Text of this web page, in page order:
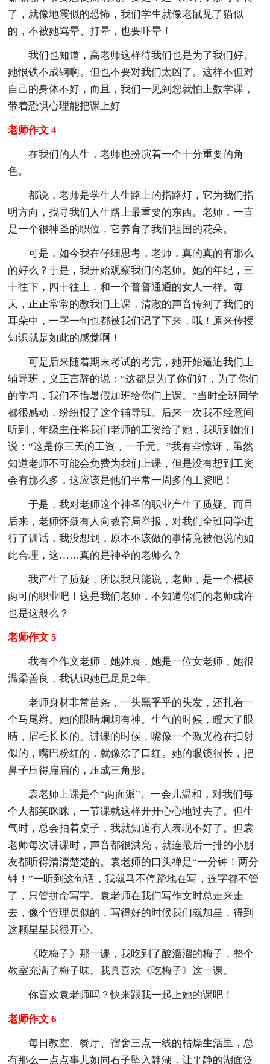
了，就像地震似的恐怖，我们学生就像老鼠见了猫似
的，不被她骂晕、打晕，也要吓晕！
我们也知道，高老师这样待我们也是为了我们好。
她恨铁不成钢啊。但也不要对我们太凶了。这样不但对
自己的身体不好，而且，我们一见到您就怕上数学课，
带着恐惧心理能把课上好
老师作文 4
在我们的人生，老师也扮演着一个十分重要的角
色。
都说，老师是学生人生路上的指路灯，它为我们指
明方向，找寻我们人生路上最重要的东西。老师，一直
是一个很神圣的职位，它养育了我们祖国的花朵。
可是，如今我在仔细思考，老师，真的真的有那么
的好么？于是，我开始观察我们的老师。她的年纪，三
十往下，四十往上，和一个普普通通的女人一样。每
天，正正常常的教我们上课，清澈的声音传到了我们的
耳朵中，一字一句也都被我们记了下来，哦！原来传授
知识就是如此的感觉啊！
可是后来随着期末考试的考完，她开始逼迫我们上
辅导班，义正言辞的说：“这都是为了你们好，为了你们
的学习，我们不惜暑假加班给你们上课。”当时全班同学
都很感动，纷纷报了这个辅导班。后来一次我不经意间
听到，年级主任将我们老师的工资给了她，我听到她们
说：“这是你三天的工资，一千元。”我有些惊讶，虽然
知道老师不可能会免费为我们上课，但是没有想到工资
会有那么多，这应该是他们平常一周多的工资吧！
于是，我对老师这个神圣的职业产生了质疑。而且
后来，老师怀疑有人向教育局举报，对我们全班同学进
行了训话，我没想到，原本不该做的事情竟被他说的如
此合理，这……真的是神圣的老师么？
我产生了质疑，所以我只能说，老师，是一个模棱
两可的职业吧！这是我们老师，不知道你们的老师或许
也是这般么？
老师作文 5
我有个作文老师，她姓袁，她是一位女老师，她很
温柔善良，我认识她已足足2年。
老师身材非常苗条，一头黑乎乎的头发，还扎着一
个马尾辫。她的眼睛炯炯有神。生气的时候，瞪大了眼
睛，眉毛长长的。讲课的时候，嘴像一个激光枪在扫射
似的，嘴巴粉红的，就像涂了口红。她的眼镜很长，把
鼻子压得扁扁的，压成三角形。
袁老师上课是个“两面派”。一会儿温和，对我们每
个人都笑眯眯，一节课就这样开开心心地过去了。但生
气时，总会拍着桌子，我就知道有人表现不好了。但袁
老师每次讲课时，声音都很洪亮，就连最后一排的小朋
友都听得清清楚楚的。袁老师的口头禅是“一分钟！两分
钟！”一听到这句话，我就马不停蹄地在写，连字都不管
了，只管拼命写字。袁老师在我们写作文时总走来走
去，像个管理员似的，写得好的时候我们就加星，得到
这颗星星我很开心。
《吃梅子》那一课，我吃到了酸溜溜的梅子，整个
教室充满了梅子味。我真喜欢《吃梅子》这一课。
你喜欢袁老师吗？快来跟我一起上她的课吧！
老师作文 6
每日教室、餐厅、宿舍三点一线的枯燥生活里，总
有那么一点点事儿如同石子坠入静湖，让平静的湖面泛